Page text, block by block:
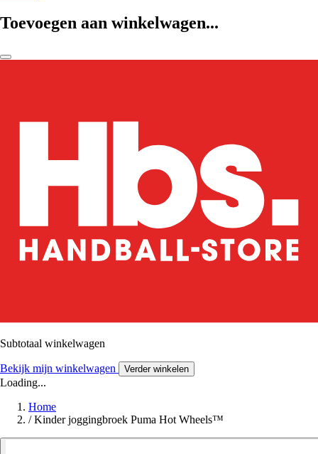
Toevoegen aan winkelwagen...
Subtotaal winkelwagen
Bekijk mijn winkelwagen Verder winkelen
Loading...
Home
/ Kinder joggingbroek Puma Hot Wheels™